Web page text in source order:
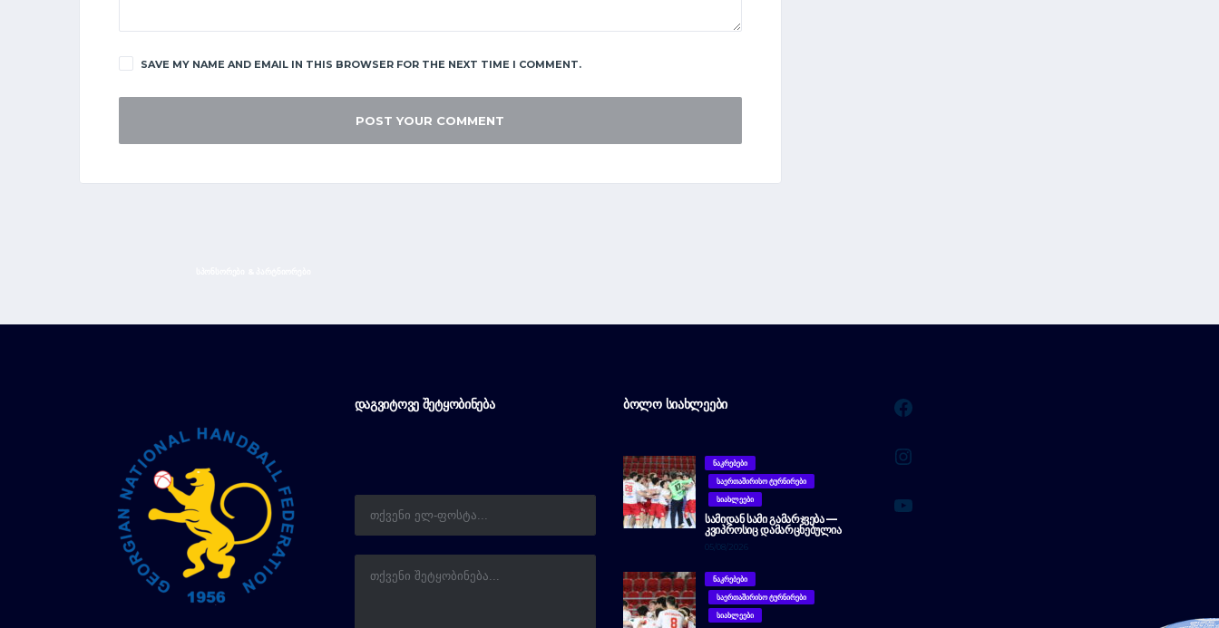
SAVE MY NAME AND EMAIL IN THIS BROWSER FOR THE NEXT TIME I COMMENT.
ᲓᲐᲒᲕᲘᲢᲝᲕᲔ ᲨᲔᲢᲧᲝᲑᲘᲜᲔᲑᲐ ᲑᲝᲚᲝ ᲡᲘᲐᲮᲚᲔᲔᲑᲘ
ᲜᲐᲙᲠᲔᲑᲔᲑᲘ
ᲡᲐᲔᲠᲗᲐᲨᲘᲠᲘᲡᲝ ᲢᲣᲠᲜᲘᲠᲔᲑᲘ
ᲡᲘᲐᲮᲚᲔᲔᲑᲘ
ᲡᲐᲛᲘᲓᲐᲜ ᲡᲐᲛᲘ ᲒᲐᲛᲐᲠᲯᲕᲔᲑᲐ —
ᲙᲕᲘᲞᲠᲝᲡᲘᲪ ᲓᲐᲛᲐᲠᲪᲮᲔᲑᲣᲚᲘᲐ
05/08/2026
ᲜᲐᲙᲠᲔᲑᲔᲑᲘ
ᲡᲐᲔᲠᲗᲐᲨᲘᲠᲘᲡᲝ ᲢᲣᲠᲜᲘᲠᲔᲑᲘ
ᲡᲘᲐᲮᲚᲔᲔᲑᲘ
Facebook
Instagram
YouTube